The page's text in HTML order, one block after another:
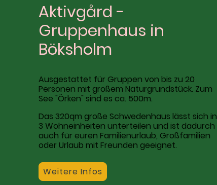
Aktivgård -
Gruppenhaus in
Böksholm
Ausgestattet für Gruppen von bis zu 20
Personen mit großem Naturgrundstück. Zum
See "Örken" sind es ca. 500m.
Das 320qm große Schwedenhaus lässt sich in
3 Wohneinheiten unterteilen und ist dadurch
auch für euren Familienurlaub, Großfamilien
oder Urlaub mit Freunden geeignet.
Weitere Infos